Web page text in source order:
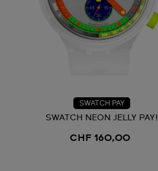
SWATCH PAY
SWATCH NEON JELLY PAY!
CHF 160,00